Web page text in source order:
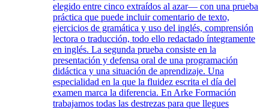
elegido entre cinco extraídos al azar— con una prueba
práctica que puede incluir comentario de texto,
ejercicios de gramática y uso del inglés, comprensión
lectora o traducción, todo ello redactado íntegramente
en inglés. La segunda prueba consiste en la
presentación y defensa oral de una programación
didáctica y una situación de aprendizaje. Una
especialidad en la que la fluidez escrita el día del
examen marca la diferencia. En Arke Formación
trabajamos todas las destrezas para que llegues